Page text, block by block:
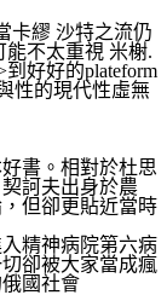
卡繆 沙特之流仍
不太重視 米榭.
到好好的plateform
性的現代性虛無
書。相對於杜思
訶夫出身於農
但卻更貼近當時
精神病院第六病
卻被大家當成瘋
國社會